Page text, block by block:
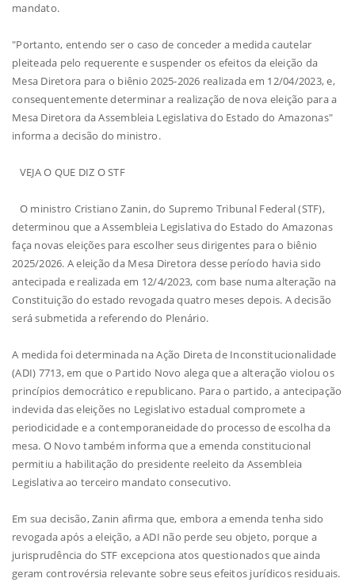
mandato.
"Portanto, entendo ser o caso de conceder a medida cautelar
pleiteada pelo requerente e suspender os efeitos da eleição da
Mesa Diretora para o biênio 2025-2026 realizada em 12/04/2023, e,
consequentemente determinar a realização de nova eleição para a
Mesa Diretora da Assembleia Legislativa do Estado do Amazonas"
informa a decisão do ministro.
VEJA O QUE DIZ O STF
O ministro Cristiano Zanin, do Supremo Tribunal Federal (STF),
determinou que a Assembleia Legislativa do Estado do Amazonas
faça novas eleições para escolher seus dirigentes para o biênio
2025/2026. A eleição da Mesa Diretora desse período havia sido
antecipada e realizada em 12/4/2023, com base numa alteração na
Constituição do estado revogada quatro meses depois. A decisão
será submetida a referendo do Plenário.
A medida foi determinada na Ação Direta de Inconstitucionalidade
(ADI) 7713, em que o Partido Novo alega que a alteração violou os
princípios democrático e republicano. Para o partido, a antecipação
indevida das eleições no Legislativo estadual compromete a
periodicidade e a contemporaneidade do processo de escolha da
mesa. O Novo também informa que a emenda constitucional
permitiu a habilitação do presidente reeleito da Assembleia
Legislativa ao terceiro mandato consecutivo.
Em sua decisão, Zanin afirma que, embora a emenda tenha sido
revogada após a eleição, a ADI não perde seu objeto, porque a
jurisprudência do STF excepciona atos questionados que ainda
geram controvérsia relevante sobre seus efeitos jurídicos residuais.